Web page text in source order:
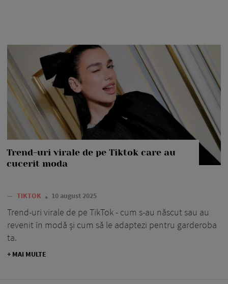
Trend-uri virale de pe Tiktok care au
cucerit moda
— TIKTOK 10 august 2025
Trend-uri virale de pe TikTok - cum s-au născut sau au
revenit în modă și cum să le adaptezi pentru garderoba
ta.
+ MAI MULTE